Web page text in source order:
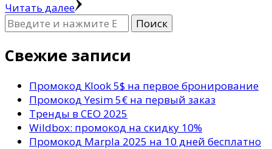
Читать далее
Ищите
что-
то?
Свежие записи
Промокод Klook 5$ на первое бронирование
Промокод Yesim 5€ на первый заказ
Тренды в СЕО 2025
Wildbox: промокод на скидку 10%
Промокод Marpla 2025 на 10 дней бесплатно